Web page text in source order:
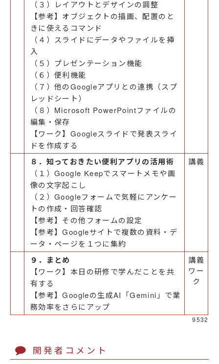
（３）レイアウトとデザインの調整
【参考】オブジェクトの描画、配置のと
きに使えるコマンド
（４）スライドにデータやファイルを挿
入
（５）プレゼンテーション機能
（６）便利機能
（７）他のGoogleアプリとの連携（スプ
レッドシート）
（８）Microsoft PowerPointファイルの
編集・保存
【ワーク】Googleスライドで発表スライ
ドを作成する
８．知っておきたい便利アプリの活用術
（１）Google Keepでスマートメモや画
像の文字起こし
（２）Googleフォームで気軽にアンケー
トの作成・回答確認
【参考】その他フォームの設定
【参考】Googleサイトで複数の資料・デ
ータ・ページを１つに集約
講義
９．まとめ
【ワーク】本日の研修で学んだことを共
有する
【参考】Googleの生成AI「Gemini」で業
務効率をさらにアップ
講義
ワー
ク
9532
開発者コメント